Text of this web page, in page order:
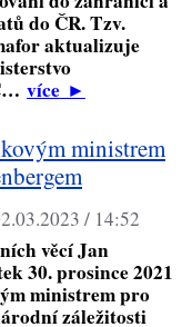
do ČR. Tzv.
aktualizuje
více►
ministrem
/ 14:52
věcí Jan
30. prosince 2021
ministrem pro
záležitosti